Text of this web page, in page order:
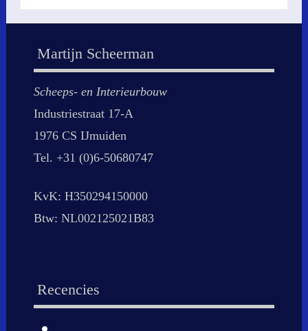
Martijn Scheerman
Scheeps- en Interieurbouw
Industriestraat 17-A
1976 CS IJmuiden
Tel. +31 (0)6-50680747
KvK: H350294150000
Btw: NL002125021B83
Recencies